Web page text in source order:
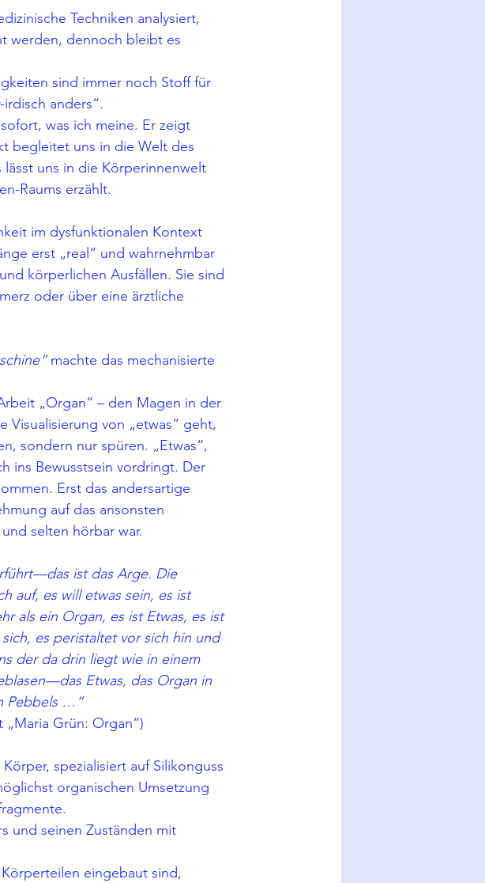
Techniken analysiert,
werden, dennoch bleibt es
sind immer noch Stoff für
anders“.
was ich meine. Er zeigt
begleitet uns in die Welt des
lässt uns in die Körperinnenwelt
Raums erzählt.
im dysfunktionalen Kontext
erst „real“ und wahrnehmbar
körperlichen Ausfällen. Sie sind
oder über eine ärztliche
machte das mechanisierte
„Organ“ – den Magen in der
Visualisierung von „etwas“ geht,
sondern nur spüren. „Etwas“,
ins Bewusstsein vordringt. Der
Erst das andersartige
auf das ansonsten
selten hörbar war.
ist das Arge. Die
auf, es will etwas sein, es ist
als ein Organ, es ist Etwas, es ist
es peristaltet vor sich hin und
der da drin liegt wie in einem
Etwas, das Organ in
Pebbels …“
Grün: Organ“)
spezialisiert auf Silikonguss
organischen Umsetzung
und seinen Zuständen mit
eingebaut sind,